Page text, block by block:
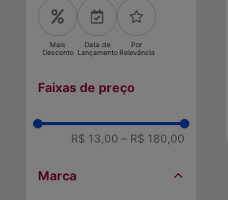
Mais
Desconto
Data de
Lançamento
Por
Relevância
Faixas de preço
R$ 13,00 – R$ 180,00
Marca